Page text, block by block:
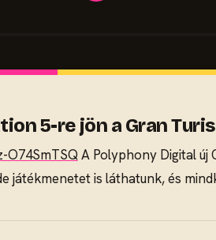
5-re jön a Gran
A Polyphony Digital új
játékmenetet is láthatunk, és